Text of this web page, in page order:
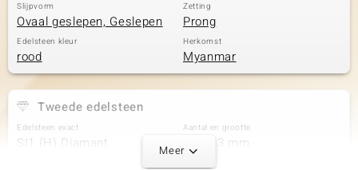
Slijpvorm
Ovaal geslepen, Geslepen
Zetting
Prong
Edelsteen kleur
rood
Herkomst
Myanmar
Tweede edelsteen
Edelsteen exact
SI1 (H) Diamant
Aantal en grootte
2 à 4x3 mm
Meer